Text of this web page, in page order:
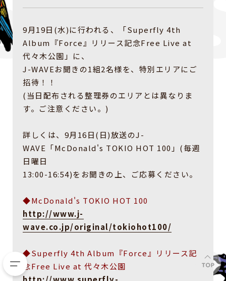
9月19日(水)に行われる、「Superfly 4th
Album『Force』リリース記念Free Live at
代々木公園」に、
J-WAVEお聞きの1組2名様を、特別エリアにご
招待！！
(当日配布される整理券のエリアとは異なりま
す。ご注意ください。)
詳しくは、9月16日(日)放送のJ-
WAVE「McDonald's TOKIO HOT 100」(毎週
日曜日
13:00-16:54)をお聞きの上、ご応募ください。
◆McDonald's TOKIO HOT 100
http://www.j-
wave.co.jp/original/tokiohot100/
◆Superfly 4th Album『Force』リリース記
念Free Live at 代々木公園